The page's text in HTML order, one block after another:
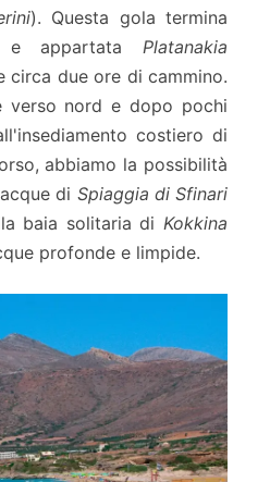
). Questa gola termina
e appartata Platanakia
circa due ore di cammino.
verso nord e dopo pochi
costiero di
abbiamo la possibilità
di Spiaggia di Sfinari
baia solitaria di Kokkina
profonde e limpide.